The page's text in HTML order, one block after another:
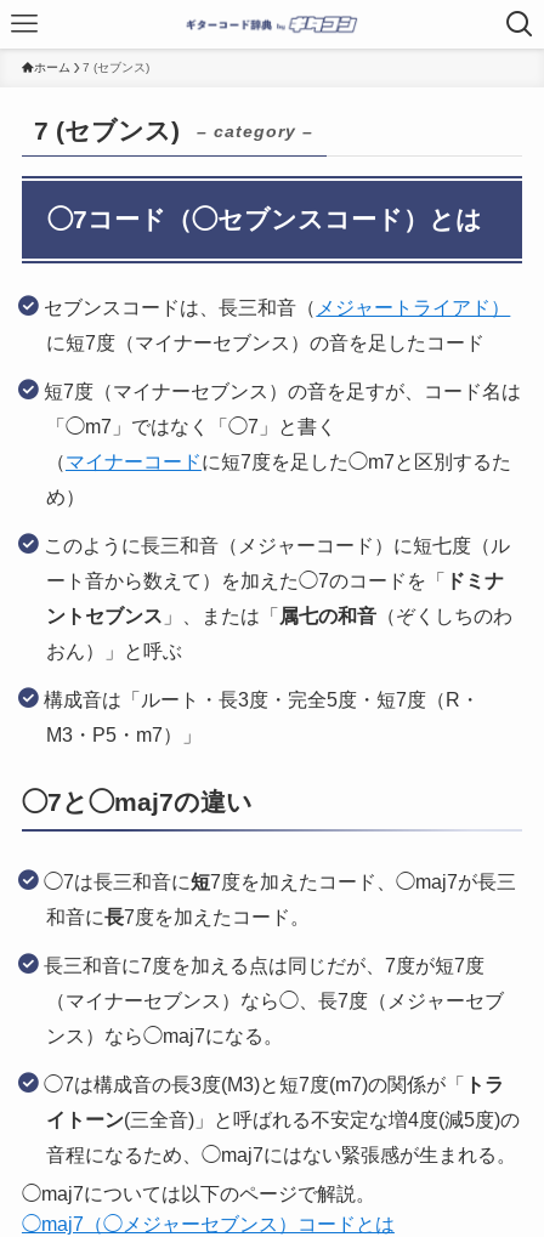
ホーム 7 (セブンス)
7 (セブンス) – category –
◯7コード（◯セブンスコード）とは
セブンスコードは、長三和音（ メジャートライアド）
に短7度（マイナーセブンス）の音を足したコード
短7度（マイナーセブンス）の音を足すが、コード名は
「◯m7」ではなく「◯7」と書く
（マイナーコードに短7度を足した◯m7と区別するた
め）
このように長三和音（メジャーコード）に短七度（ル
ート音から数えて）を加えた◯7のコードを「 ドミナ
ントセブンス 」、または「属七の和音（ぞくしちのわ
おん）」と呼ぶ
構成音は「ルート・長3度・完全5度・短7度（R・
M3・P5・m7）」
◯7と◯maj7の違い
◯7は長三和音に短7度を加えたコード、◯maj7が長三
和音に長7度を加えたコード。
長三和音に7度を加える点は同じだが、7度が短7度
（マイナーセブンス）なら◯、長7度（メジャーセブ
ンス）なら◯maj7になる。
◯7は構成音の長3度(M3)と短7度(m7)の関係が「
トラ
イトーン(三全音)」と呼ばれる不安定な増4度(減5度)の
音程になるため、◯maj7にはない緊張感が生まれる。
◯maj7については以下のページで解説。
◯maj7（◯メジャーセブンス）コードとは